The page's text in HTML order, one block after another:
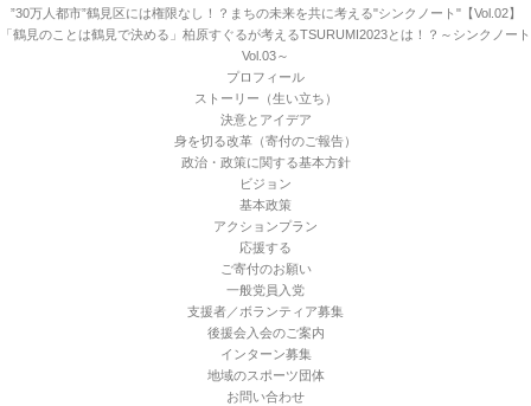
”30万人都市”鶴見区には権限なし！？まちの未来を共に考える"シンクノート"【Vol.02】
「鶴見のことは鶴見で決める」柏原すぐるが考えるTSURUMI2023とは！？～シンクノート
Vol.03～
プロフィール
ストーリー（生い立ち）
決意とアイデア
身を切る改革（寄付のご報告）
政治・政策に関する基本方針
ビジョン
基本政策
アクションプラン
応援する
ご寄付のお願い
一般党員入党
支援者／ボランティア募集
後援会入会のご案内
インターン募集
地域のスポーツ団体
お問い合わせ